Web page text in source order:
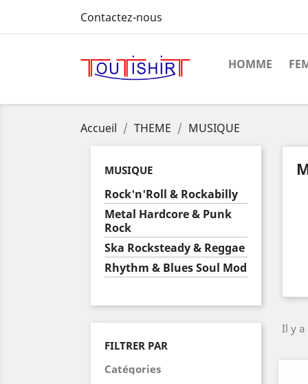
Contactez-nous
HOMME
Accueil THEME MUSIQUE
MUSIQUE
Rock'n'Roll & Rockabilly
Metal Hardcore & Punk
Rock
Ska Rocksteady & Reggae
Rhythm & Blues Soul Mod
FILTRER PAR
Catégories
Il y a